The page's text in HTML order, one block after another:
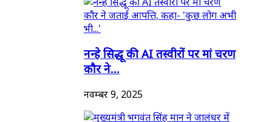
नन्हे सिद्धू की AI तस्वीरों पर मां चरण
कौर ने...
नवम्बर 9, 2025